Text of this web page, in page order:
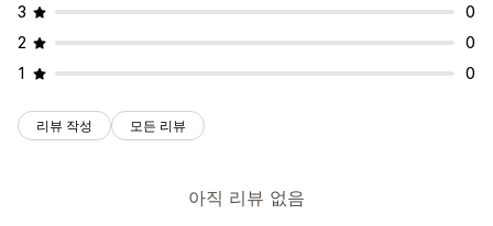
3
0
2
0
1
0
리뷰 작성 모든 리뷰
아직 리뷰 없음